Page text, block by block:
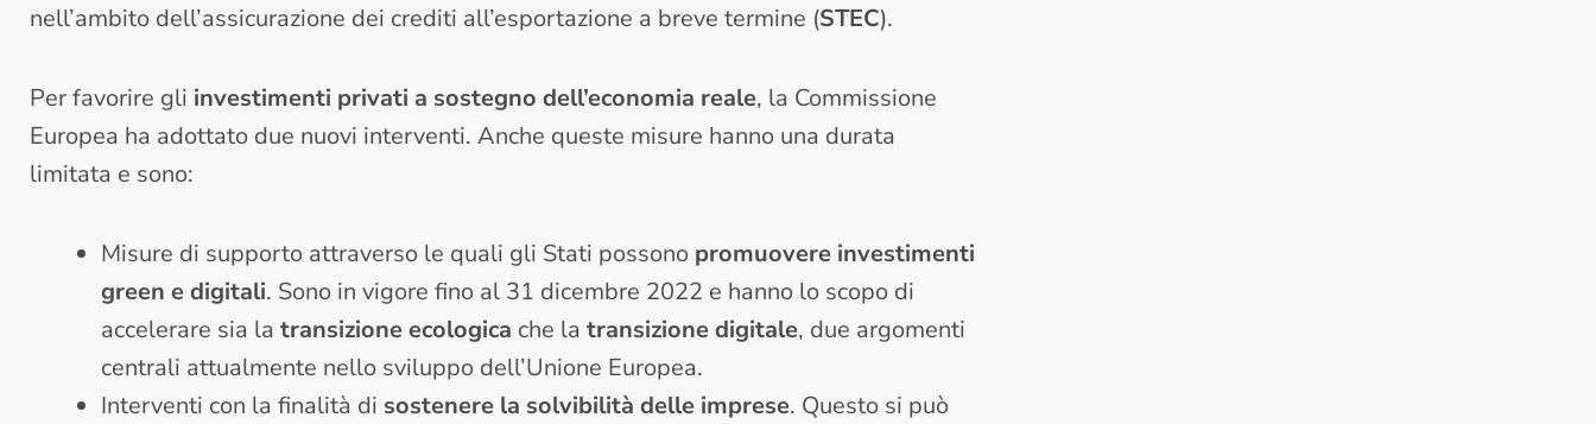
nell’ambito dell’assicurazione dei crediti all’esportazione a breve termine (STEC).
Per favorire gli investimenti privati a sostegno dell’economia reale, la Commissione
Europea ha adottato due nuovi interventi. Anche queste misure hanno una durata
limitata e sono:
Misure di supporto attraverso le quali gli Stati possono promuovere investimenti
green e digitali. Sono in vigore fino al 31 dicembre 2022 e hanno lo scopo di
accelerare sia la transizione ecologica che la transizione digitale, due argomenti
centrali attualmente nello sviluppo dell’Unione Europea.
Interventi con la finalità di sostenere la solvibilità delle imprese. Questo si può